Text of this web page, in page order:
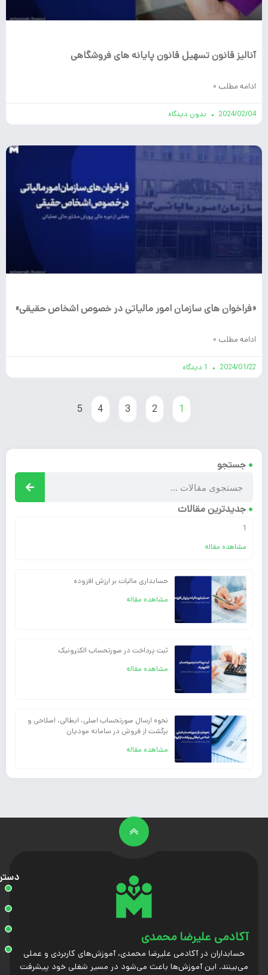
آنالیز قانون تسهیل قانون پایانه های فروشگاهی
ادامه مطلب »
2024/02/04 بدون دیدگاه
«فراخوان های سازمان امور مالیاتی در خصوص اشخاص حقیقی»
ادامه مطلب »
2024/01/22
1
2
3
4
5
جستجو
جدیدترین مقالات
1
مشاهده مقاله
حسابداری مالیات بر ارزش افزوده
مشاهده مقاله
ثبت پرداخت در صورتحساب الکترونیک
مشاهده مقاله
نحوه ارسال صورتحساب اصلی، ابطالی، اصلاحی و
برگشت از فروش در سامانه مودیان
مشاهده مقاله
آکادمی علیرضا محمدی
حسابداران در آکادمی علیرضا محمدی، آموزش‌های کاربردی و عملی
می‌بینند. این آموزش‌ها باعث می‌شود در مسیر شغلی خود پیشرفت